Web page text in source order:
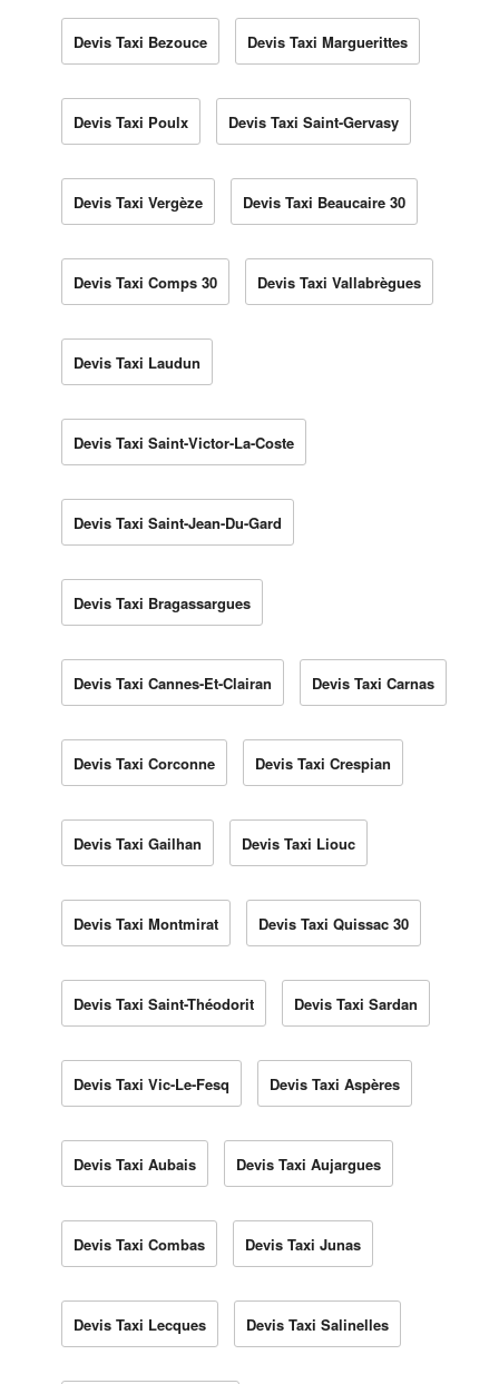
Devis Taxi Bezouce Devis Taxi Marguerittes
Devis Taxi Poulx Devis Taxi Saint-Gervasy
Devis Taxi Vergèze Devis Taxi Beaucaire 30
Devis Taxi Comps 30 Devis Taxi Vallabrègues
Devis Taxi Laudun
Devis Taxi Saint-Victor-La-Coste
Devis Taxi Saint-Jean-Du-Gard
Devis Taxi Bragassargues
Devis Taxi Cannes-Et-Clairan Devis Taxi Carnas
Devis Taxi Corconne Devis Taxi Crespian
Devis Taxi Gailhan Devis Taxi Liouc
Devis Taxi Montmirat Devis Taxi Quissac 30
Devis Taxi Saint-Théodorit Devis Taxi Sardan
Devis Taxi Vic-Le-Fesq Devis Taxi Aspères
Devis Taxi Aubais Devis Taxi Aujargues
Devis Taxi Combas Devis Taxi Junas
Devis Taxi Lecques Devis Taxi Salinelles